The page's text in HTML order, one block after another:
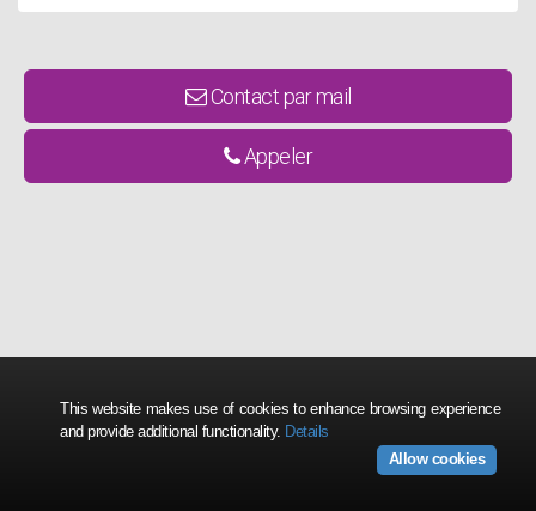
Contact par mail
Appeler
This website makes use of cookies to enhance browsing experience
and provide additional functionality. Details
Allow cookies